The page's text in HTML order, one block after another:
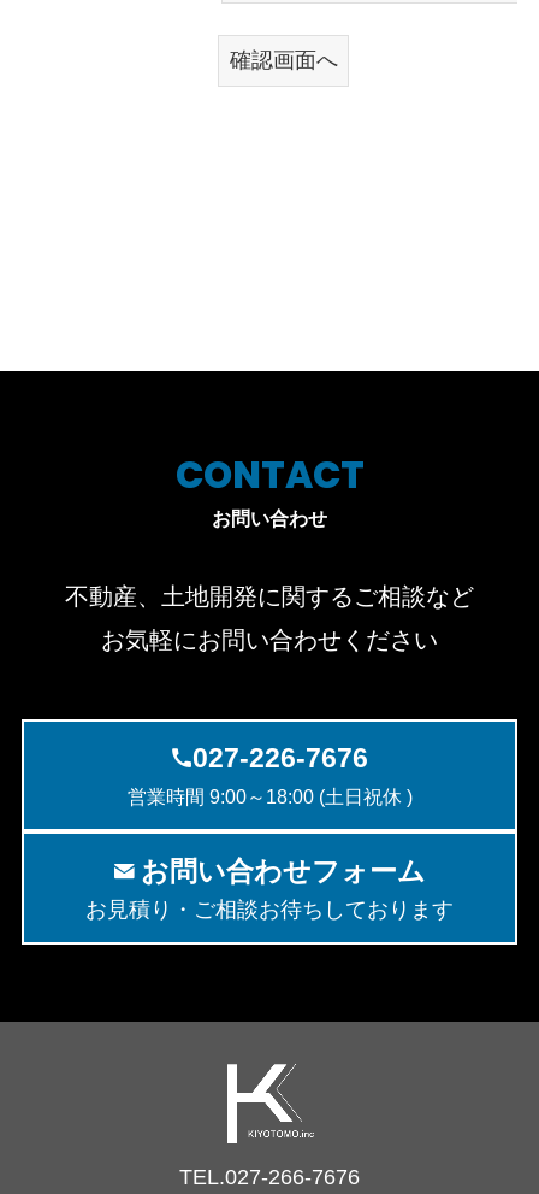
CONTACT
お問い合わせ
不動産、土地開発に関するご相談など
お気軽にお問い合わせください
027-226-7676
営業時間 9:00～18:00 (土日祝休 )
お問い合わせフォーム
お見積り・ご相談お待ちしております
TEL.027-266-7676